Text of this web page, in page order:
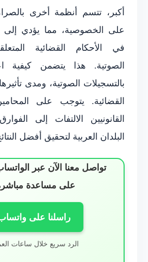
أكبر، تتسم أنظمة أخرى
على الخصوصية، مما يؤدي إلى
في الأحكام القضائية
الصوتية. هذا يتضمن كيفية
بالتسجيلات الصوتية، ومدى
القضائية. يتوجب على
القانونيين الالتفات إلى
البلدان العربية لتحقيق أفضل
تواصل معنا الآن عبر
على مساعدة
راسلنا على
الرد سريع خلال ساعات